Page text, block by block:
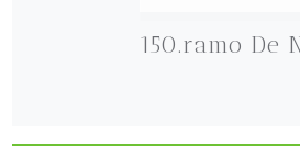
150.ramo De